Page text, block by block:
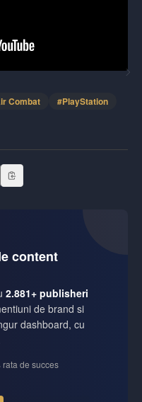
Combat #PlayStation
content
2.881+ publisheri
de brand si
dashboard, cu
rata de succes